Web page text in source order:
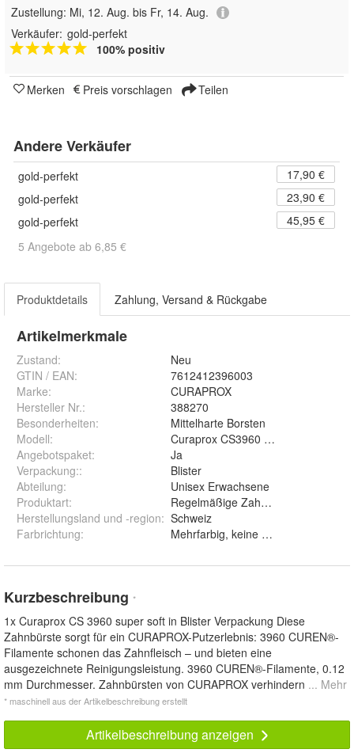
Zustellung: Mi, 12. Aug. bis Fr, 14. Aug.
Verkäufer: gold-perfekt
100% positiv
Merken Preis vorschlagen Teilen
Andere Verkäufer
gold-perfekt
17,90 €
gold-perfekt
23,90 €
gold-perfekt
45,95 €
5 Angebote ab 6,85 €
Produktdetails Zahlung, Versand & Rückgabe
Artikelmerkmale
Zustand:
Neu
GTIN / EAN:
7612412396003
Marke:
CURAPROX
Hersteller Nr.:
388270
Besonderheiten:
Mittelharte Borsten
Modell:
Curaprox CS3960 super soft
Angebotspaket:
Ja
Verpackung::
Blister
Abteilung:
Unisex Erwachsene
Produktart:
Regelmäßige Zahnbürste
Herstellungsland und -region: Schweiz
Farbrichtung: Mehrfarbig, keine Auswahl
Kurzbeschreibung *
1x Curaprox CS 3960 super soft in Blister Verpackung Diese
Zahnbürste sorgt für ein CURAPROX-Putzerlebnis: 3960 CUREN®-
Filamente schonen das Zahnfleisch – und bieten eine
ausgezeichnete Reinigungsleistung. 3960 CUREN®-Filamente, 0.12
mm Durchmesser. Zahnbürsten von CURAPROX verhindern ... Mehr
* maschinell aus der Artikelbeschreibung erstellt
Artikelbeschreibung anzeigen